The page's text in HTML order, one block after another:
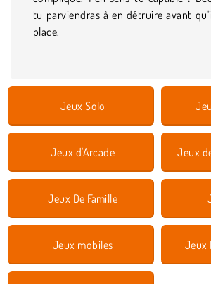
tu parviendras à en détruire avant
place.
Jeux Solo
Jeux d'Arcade
Jeux De Famille
Jeux mobiles Jeux